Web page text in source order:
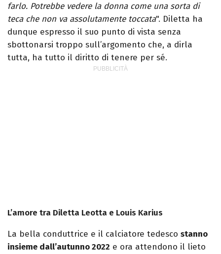
farlo. Potrebbe vedere la donna come una sorta di
teca che non va assolutamente toccata". Diletta ha
dunque espresso il suo punto di vista senza
sbottonarsi troppo sull’argomento che, a dirla
tutta, ha tutto il diritto di tenere per sé.
L’amore tra Diletta Leotta e Louis Karius
La bella conduttrice e il calciatore tedesco stanno
insieme dall’autunno 2022 e ora attendono il lieto